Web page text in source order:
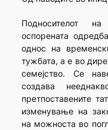
Подносителот
оспорената
однос на
тужбата, а е во
семејство. Се
создава
претпоставените
изменување на
на можноста во